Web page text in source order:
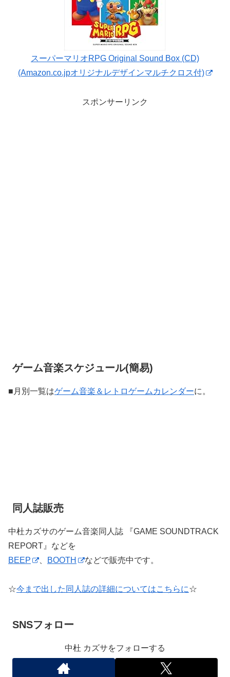
スーパーマリオRPG Original Sound Box (CD)
(Amazon.co.jpオリジナルデザインマルチクロス付)
スポンサーリンク
ゲーム音楽スケジュール(簡易)
■月別一覧はゲーム音楽＆レトロゲームカレンダーに。
同人誌販売
中杜カズサのゲーム音楽同人誌 『GAME SOUNDTRACK
REPORT』などを
BEEP
BOOTH などで販売中です。
☆今まで出した同人誌の詳細についてはこちらに☆
SNSフォロー
中杜 カズサをフォローする